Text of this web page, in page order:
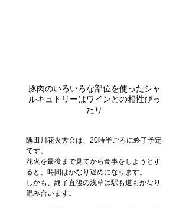
豚肉のいろいろな部位を使ったシャ
ルキュトリーはワインとの相性ぴっ
たり
隅田川花火大会は、20時半ごろに終了予定
です。
花火を最後まで見てから食事をしようとす
ると、時間はかなり遅めになります。
しかも、終了直後の浅草は駅も道もかなり
混み合います。